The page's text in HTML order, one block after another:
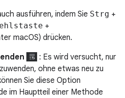
ausführen, indem Sie Strg +
+
macOS) drücken.
: Es wird versucht, nur
ohne etwas neu zu
Sie diese Option
im Hauptteil einer Methode